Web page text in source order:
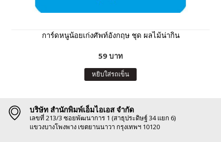
การ์ดหนูน้อยเก่งศัพท์อังกฤษ ชุด ผลไม้น่ากิน
59 บาท
หยิบใส่รถเข็น
บริษัท สำนักพิมพ์เอ็มไอเอส จำกัด
เลขที่ 213/3 ซอยพัฒนาการ 1 (สาธุประดิษฐ์ 34 แยก 6)
แขวงบางโพงพาง เขตยานนาวา กรุงเทพฯ 10120